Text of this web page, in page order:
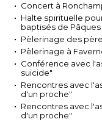
Concert à
Halte spirituelle
baptisés de
Pèlerinage des
Pèlerinage à
Conférence avec
suicide"
Rencontres avec
d'un proche"
Rencontres avec
d'un proche"